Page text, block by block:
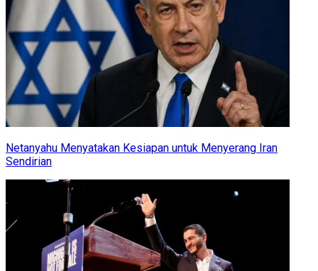
Netanyahu Menyatakan Kesiapan untuk Menyerang Iran
Sendirian